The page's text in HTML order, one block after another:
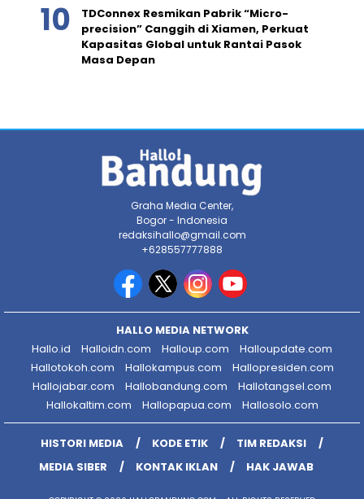
TDConnex Resmikan Pabrik “Micro-
precision” Canggih di Xiamen, Perkuat
Kapasitas Global untuk Rantai Pasok
Masa Depan
Graha Media Center,
Bogor - Indonesia
redaksihallo@gmail.com
+628557777888
HALLO MEDIA NETWORK
Hallo.id
Halloidn.com Halloup.com
Halloupdate.com
Hallotokoh.com
Hallokampus.com
Hallopresiden.com
Hallojabar.com
Hallobandung.com
Hallotangsel.com
Hallokaltim.com
Hallopapua.com Hallosolo.com
HISTORI MEDIA KODE ETIK
TIM REDAKSI
MEDIA SIBER
KONTAK IKLAN HAK JAWAB